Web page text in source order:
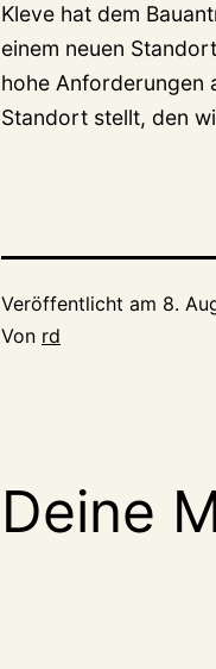
Kleve hat dem
einem neuen
hohe Anforderungen
Standort stellt, den
Veröffentlicht am 8.
Von rd
Deine